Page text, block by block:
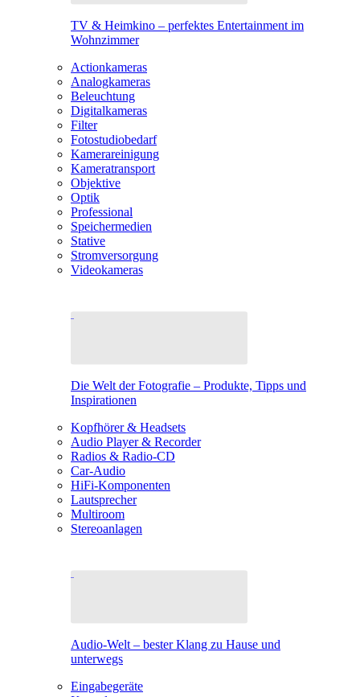
TV & Heimkino – perfektes Entertainment im
Wohnzimmer
Actionkameras
Analogkameras
Beleuchtung
Digitalkameras
Filter
Fotostudiobedarf
Kamerareinigung
Kameratransport
Objektive
Optik
Professional
Speichermedien
Stative
Stromversorgung
Videokameras
Die Welt der Fotografie – Produkte, Tipps und
Inspirationen
Kopfhörer & Headsets
Audio Player & Recorder
Radios & Radio-CD
Car-Audio
HiFi-Komponenten
Lautsprecher
Multiroom
Stereoanlagen
Audio-Welt – bester Klang zu Hause und
unterwegs
Eingabegeräte